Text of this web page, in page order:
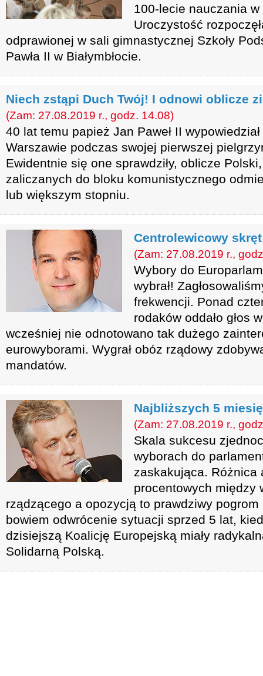
100-lecie nauczania
Uroczystość
odprawionej w sali gimnastycznej Szkoły
Pawła II w Białymbłocie.
Niech zstąpi Duch Twój! I odnowi oblicze
(Zam: 27.08.2019 r., godz. 14.08)
40 lat temu papież Jan Paweł II wypowiedział
Warszawie podczas swojej pierwszej
Ewidentnie się one sprawdziły, oblicze
zaliczanych do bloku komunistycznego
lub większym stopniu.
Centrolewicowy
(Zam: 27.08.2019 r.,
Wybory do
wybrał!
frekwencji. Ponad
rodaków oddało głos
wcześniej nie odnotowano tak dużego
eurowyborami. Wygrał obóz rządowy
mandatów.
Najbliższych 5
(Zam: 27.08.2019 r.,
Skala sukcesu
wyborach do
zaskakująca. Różnica
procentowych między
rządzącego a opozycją to prawdziwy
bowiem odwrócenie sytuacji sprzed 5 lat,
dzisiejszą Koalicję Europejską miały
Solidarną Polską.